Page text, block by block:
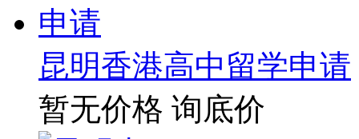
昆明香港高中留学申请
暂无价格 询底价